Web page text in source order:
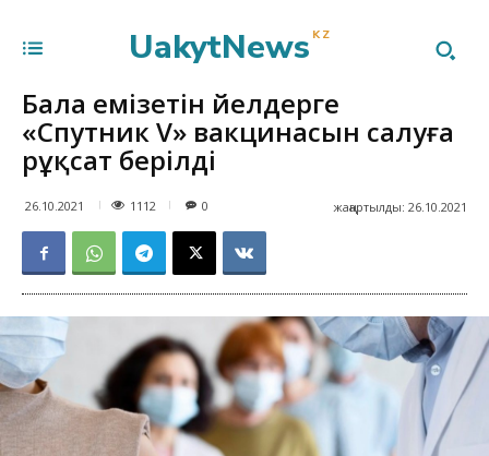
UakytNews KZ
Бала емізетін әйелдерге
«Спутник V» вакцинасын салуға
рұқсат берілді
26.10.2021 1112 жаңартылды: 26.10.2021
0